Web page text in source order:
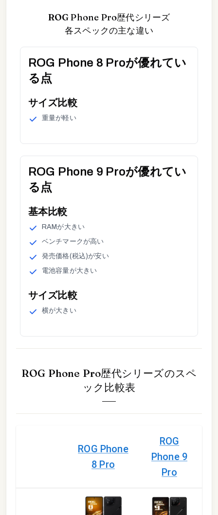
ROG Phone Pro歴代シリーズ
各スペックの主な違い
ROG Phone 8 Proが優れてい
る点
サイズ比較
重量が軽い
ROG Phone 9 Proが優れてい
る点
基本比較
RAMが大きい
ベンチマークが高い
発売価格(税込)が安い
電池容量が大きい
サイズ比較
横が大きい
ROG Phone Pro歴代シリーズのスペ
ック比較表
ROG Phone
8 Pro
ROG
Phone 9
Pro